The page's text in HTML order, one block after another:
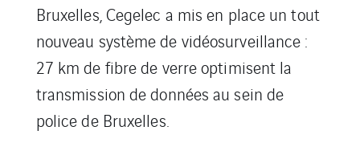
Bruxelles, Cegelec a mis en place un tout
nouveau système de vidéosurveillance :
27 km de fibre de verre optimisent la
transmission de données au sein de
police de Bruxelles.